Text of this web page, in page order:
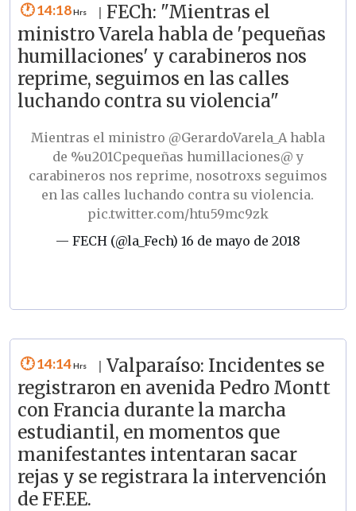
14:18
FECh: "Mientras el
ministro Varela habla de 'pequeñas
humillaciones' y carabineros nos
reprime, seguimos en las calles
luchando contra su violencia"
Mientras el ministro @GerardoVarela_Ahabla
de %u201Cpequeñas humillaciones@ y
carabineros nos reprime, nosotroxs seguimos
en las calles luchando contra su violencia.
pic.twitter.com/htu59mc9zk
— FECH (@la_Fech) 16 de mayo de 2018
14:14
Valparaíso: Incidentes se
registraron en avenida Pedro Montt
con Francia durante la marcha
estudiantil, en momentos que
manifestantes intentaran sacar
rejas y se registrara la intervención
de FF.EE.